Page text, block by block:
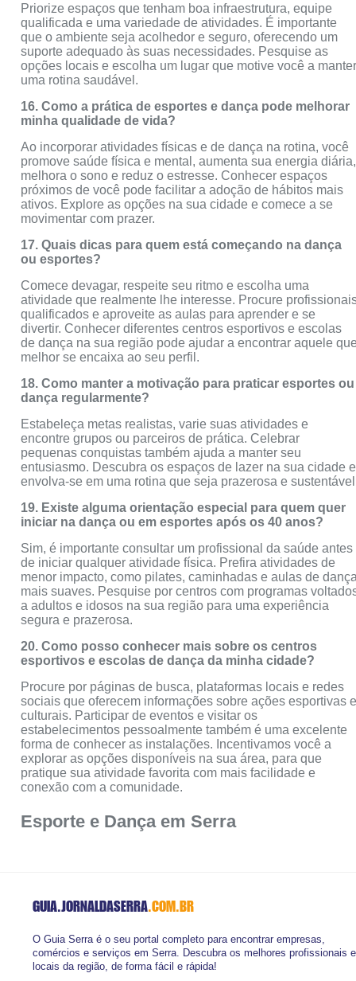
Priorize espaços que tenham boa infraestrutura, equipe
qualificada e uma variedade de atividades. É importante
que o ambiente seja acolhedor e seguro, oferecendo um
suporte adequado às suas necessidades. Pesquise as
opções locais e escolha um lugar que motive você a
uma rotina saudável.
16. Como a prática de esportes e dança pode melhorar
minha qualidade de vida?
Ao incorporar atividades físicas e de dança na rotina, você
promove saúde física e mental, aumenta sua energia diária,
melhora o sono e reduz o estresse. Conhecer espaços
próximos de você pode facilitar a adoção de hábitos mais
ativos. Explore as opções na sua cidade e comece a se
movimentar com prazer.
17. Quais dicas para quem está começando na dança
ou esportes?
Comece devagar, respeite seu ritmo e escolha uma
atividade que realmente lhe interesse. Procure
qualificados e aproveite as aulas para aprender e se
divertir. Conhecer diferentes centros esportivos e escolas
de dança na sua região pode ajudar a encontrar aquele
melhor se encaixa ao seu perfil.
18. Como manter a motivação para praticar esportes ou
dança regularmente?
Estabeleça metas realistas, varie suas atividades e
encontre grupos ou parceiros de prática. Celebrar
pequenas conquistas também ajuda a manter seu
entusiasmo. Descubra os espaços de lazer na sua cidade e
envolva-se em uma rotina que seja prazerosa e
19. Existe alguma orientação especial para quem quer
iniciar na dança ou em esportes após os 40 anos?
Sim, é importante consultar um profissional da saúde antes
de iniciar qualquer atividade física. Prefira atividades de
menor impacto, como pilates, caminhadas e aulas de
mais suaves. Pesquise por centros com programas
a adultos e idosos na sua região para uma experiência
segura e prazerosa.
20. Como posso conhecer mais sobre os centros
esportivos e escolas de dança da minha cidade?
Procure por páginas de busca, plataformas locais e redes
sociais que oferecem informações sobre ações esportivas
culturais. Participar de eventos e visitar os
estabelecimentos pessoalmente também é uma excelente
forma de conhecer as instalações. Incentivamos você a
explorar as opções disponíveis na sua área, para que
pratique sua atividade favorita com mais facilidade e
conexão com a comunidade.
Esporte e Dança em Serra
GUIA.JORNALDASERRA.COM.BR
O Guia Serra é o seu portal completo para encontrar empresas,
comércios e serviços em Serra. Descubra os melhores profissionais e
locais da região, de forma fácil e rápida!